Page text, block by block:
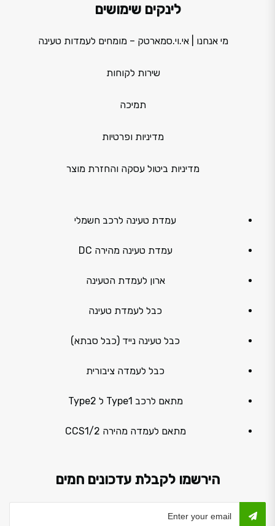
לינקים שימושים
מי אנחנו | אי.וי.סמארטק – מומחים לעמדות טעינה
שירות לקוחות
תמיכה
מדיניות ופרטיות
מדיניות ביטול עסקה והחזרת מוצר
עמדת טעינה לרכב חשמלי
עמדת טעינה מהירה DC
ארון לעמדת הטעינה
כבל לעמדת טעינה
כבל טעינה נייד (כבל סבתא)
כבל לעמדה ציבורית
מתאם לרכב Type1 ל Type2
מתאם לעמדה מהירה CCS1/2
הירשמו לקבלת עדכונים חמים